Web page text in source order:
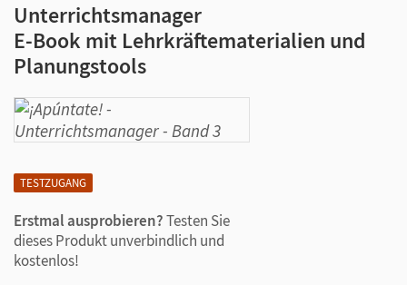
TESTZUGANG
Erstmal ausprobieren?Testen Sie
dieses Produkt unverbindlich und
kostenlos!
Unterrichtsmanager
E-Book mit Lehrkräftematerialien und
Planungstools